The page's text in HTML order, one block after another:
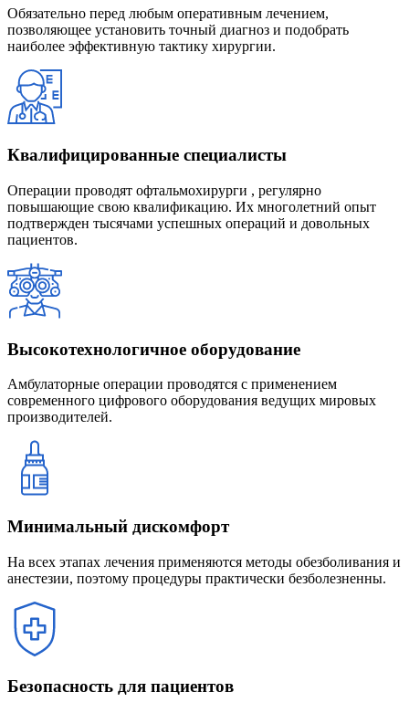
Обязательно перед любым оперативным лечением,
позволяющее установить точный диагноз и подобрать
наиболее эффективную тактику хирургии.
Квалифицированные специалисты
Операции проводят офтальмохирурги , регулярно
повышающие свою квалификацию. Их многолетний опыт
подтвержден тысячами успешных операций и довольных
пациентов.
Высокотехнологичное оборудование
Амбулаторные операции проводятся с применением
современного цифрового оборудования ведущих мировых
производителей.
Минимальный дискомфорт
На всех этапах лечения применяются методы обезболивания и
анестезии, поэтому процедуры практически безболезненны.
Безопасность для пациентов